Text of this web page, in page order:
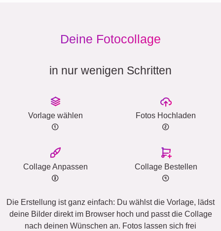
Deine Fotocollage
in nur wenigen Schritten
Vorlage wählen Fotos Hochladen
Collage Anpassen Collage Bestellen
Die Erstellung ist ganz einfach: Du wählst die Vorlage, lädst
deine Bilder direkt im Browser hoch und passt die Collage
nach deinen Wünschen an. Fotos lassen sich frei